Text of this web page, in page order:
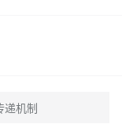
递机制